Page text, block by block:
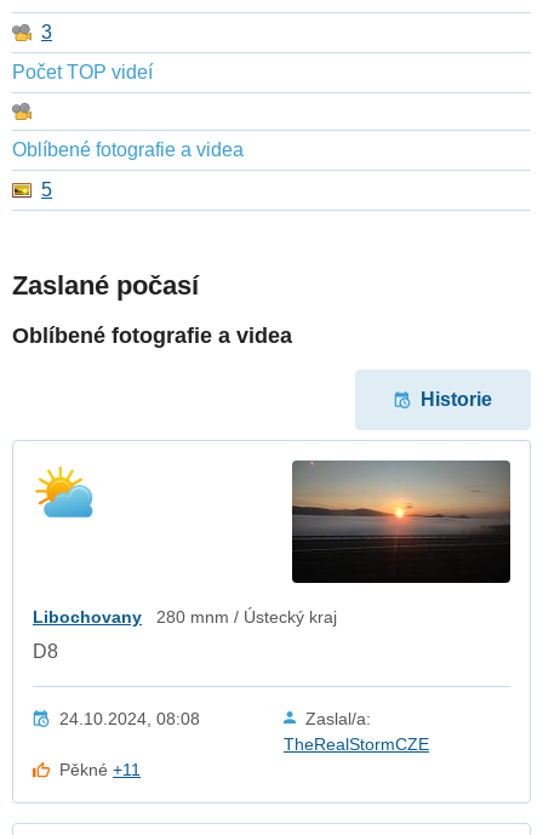
3
Počet TOP videí
Oblíbené fotografie a videa
5
Zaslané počasí
Oblíbené fotografie a videa
Historie
Libochovany 280 mnm / Ústecký kraj
D8
24.10.2024, 08:08
Zaslal/a:
TheRealStormCZE
Pěkné+11